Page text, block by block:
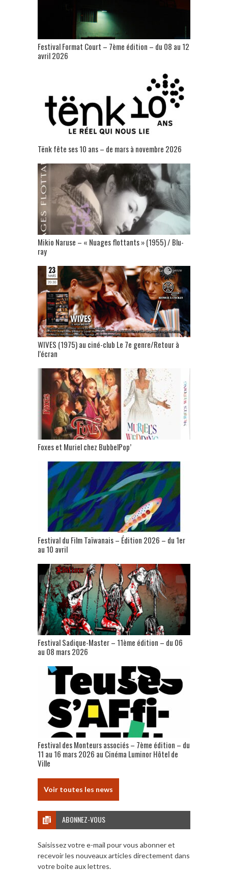
Festival Format Court – 7ème édition – du 08 au 12
avril 2026
Tënk fête ses 10 ans – de mars à novembre 2026
Mikio Naruse – « Nuages flottants » (1955) / Blu-
ray
WIVES (1975) au ciné-club Le 7e genre/Retour à
l’écran
Foxes et Muriel chez BubbelPop’
Festival du Film Taïwanais – Édition 2026 – du 1er
au 10 avril
Festival Sadique-Master – 11ème édition – du 06
au 08 mars 2026
Festival des Monteurs associés – 7ème édition – du
11 au 16 mars 2026 au Cinéma Luminor Hôtel de
Ville
Voir toutes les news
ABONNEZ-VOUS
Saisissez votre e-mail pour vous abonner et
recevoir les nouveaux articles directement dans
votre boite aux lettres.